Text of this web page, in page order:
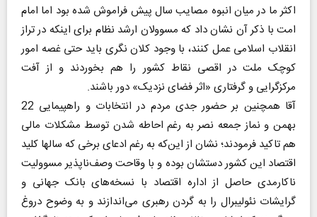
اکثر ما در میان انبوه مصایب سال پیش فراموش شده بود اما امام
امت با ذکر آن نشان داد که مسوولان ارشد نظام برای اینکه در تراز
انقلاب اسلامی عمل کنند، با وجود کلان نگری باید حتی غصه امور
کوچک ملت در اقصی نقاط کشور را هم بخوردند و از آفت
مرکزگرایی و گرفتاری «اثر فضای نزدیک» دور باشند.
آقا همچنین بر حضور جدی مردم در انتخابات و راهپیمایی 22
بهمن و نماز جمعه نصر به رغم احاطه شدن توسط مشکلات مالی
هم تاکید فرمودند؛ نشان از این‌که به رغم ادعای برخی که سالها کلید
اقتصاد این کشور دستشان بوده و با وقاحت وصف‌ناپذیر مسوولیت
ناکارمدی حاصل از اداره اقتصاد با نسخه‌های بانک جهانی و
گرایشات نئو‌لیبرال را به گردن رهبری می‌اندازند و به وضوح دروغ